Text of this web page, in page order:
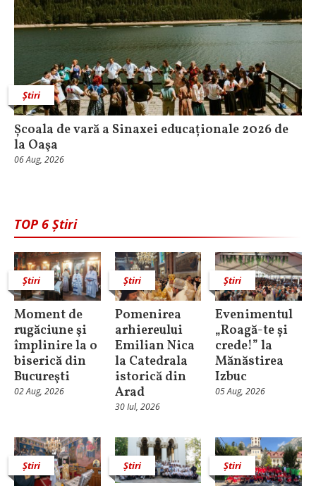
Știri
Școala de vară a Sinaxei educaționale 2026 de
la Oaşa
06 Aug, 2026
TOP 6 Știri
Știri
Moment de
rugăciune şi
împlinire la o
biserică din
Bucureşti
02 Aug, 2026
Știri
Pomenirea
arhiereului
Emilian Nica
la Catedrala
istorică din
Arad
30 Iul, 2026
Știri
Evenimentul
„Roagă-te și
crede!” la
Mănăstirea
Izbuc
05 Aug, 2026
Știri Știri Știri